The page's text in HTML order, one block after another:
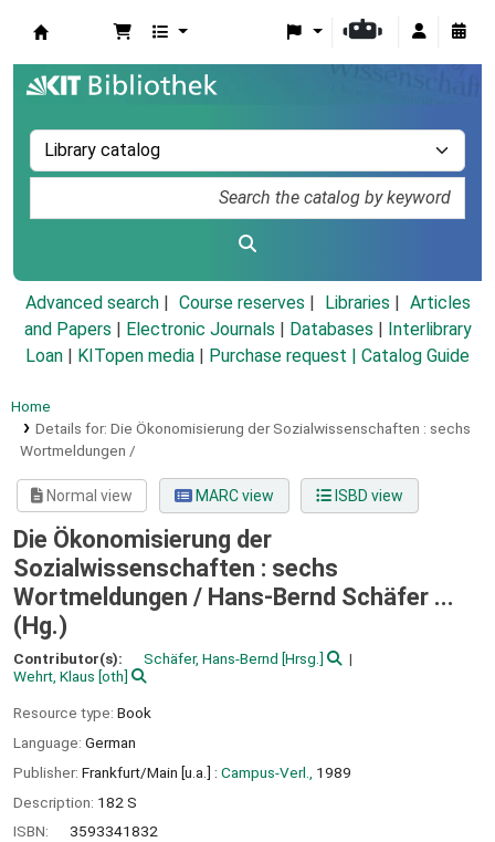
Advanced search Course reserves Libraries
Articles
and Papers
Electronic Journals Databases
Interlibrary
Loan
KITopen media Purchase request | Catalog Guide
Home
Details for: Die Ökonomisierung der Sozialwissenschaften : sechs
Wortmeldungen /
Normal view MARC view ISBD view
Die Ökonomisierung der
Sozialwissenschaften : sechs
Wortmeldungen / Hans-Bernd Schäfer ...
(Hg.)
Contributor(s): Schäfer, Hans-Bernd [Hrsg.]
Wehrt, Klaus [oth]
Resource type: Book
Language: German
Publisher: Frankfurt/Main [u.a.] : Campus-Verl.,
1989
Description: 182 S
ISBN:
3593341832